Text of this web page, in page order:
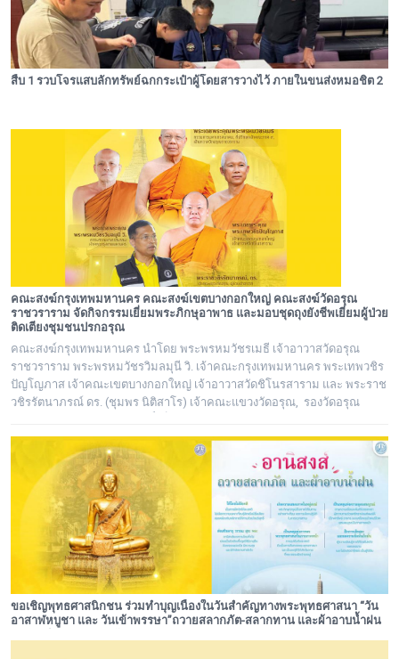
สืบ 1 รวบโจรแสบลักทรัพย์ฉกกระเป๋าผู้โดยสารวางไว้ ภายในขนส่งหมอชิต 2
คณะสงฆ์กรุงเทพมหานคร คณะสงฆ์เขตบางกอกใหญ่ คณะสงฆ์วัดอรุณ
ราชวราราม จัดกิจกรรมเยี่ยมพระภิกษุอาพาธ และมอบชุดถุงยังชีพเยี่ยมผู้ป่วย
ติดเตียงชุมชนปรกอรุณ
คณะสงฆ์กรุงเทพมหานคร นำโดย พระพรหมวัชรเมธี เจ้าอาวาสวัดอรุณ
ราชวราราม พระพรหมวัชรวิมลมุนี วิ. เจ้าคณะกรุงเทพมหานคร พระเทพวชิร
ปัญโญภาส เจ้าคณะเขตบางกอกใหญ่ เจ้าอาวาสวัดชิโนรสาราม และ พระราช
วชิรรัตนาภรณ์ ดร. (ชุมพร นิติสาโร) เจ้าคณะแขวงวัดอรุณ, รองวัดอรุณ
จัดโครงการเยี่ยมพระภิกษุอาพาธในเขตบางกอกใหญ่ และเยี่ยม/มอบถุงยัง
ขอเชิญพุทธศาสนิกชน ร่วมทำบุญเนื่องในวันสำคัญทางพระพุทธศาสนา “วัน
อาสาฬหบูชา และ วันเข้าพรรษา”ถวายสลากภัต-สลากทาน และผ้าอาบน้ำฝน